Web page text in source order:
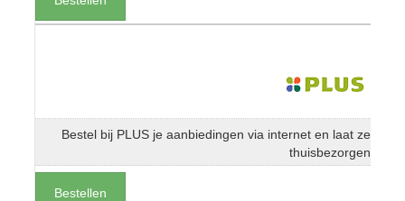
Bestel bij PLUS je aanbiedingen via internet en laat ze
thuisbezorgen
Bestellen